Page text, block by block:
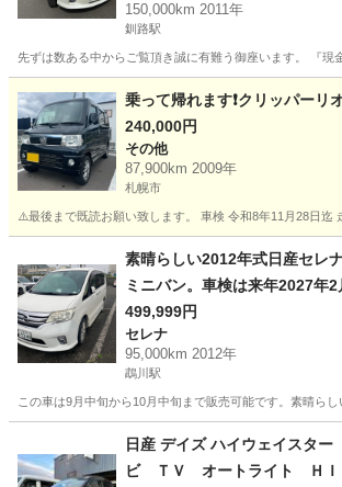
150,000km 2011年
釧路駅
先ずは数ある中からご覧頂き誠に有難う御座います。 『
北海道 釧路市 釧路駅 セレナ 日産セレナ
乗って帰れます❗️クリッパーリオ
240,000円
その他
87,900km 2009年
札幌市
⚠️最後まで既読お願い致します。 車検 令和8年11月28日
その他 クリッパーリオ
素晴らしい2012年式日産セレ
ミニバン。車検は来年2027年
ります。走行距離95,000km、
りません
499,999円
セレナ
95,000km 2012年
鵡川駅
この車は9月中旬から10月中旬まで販売可能です。素晴ら
鵡川駅 セレナ
日産 デイズ ハイウェイス
ビ ＴＶ オートライト ＨＩ